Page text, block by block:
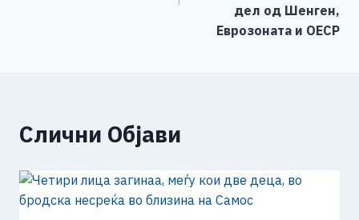
дел од Шенген,
Еврозоната и ОЕСР
Слични Објави